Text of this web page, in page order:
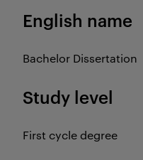
English name
Bachelor Dissertation
Study level
First cycle degree